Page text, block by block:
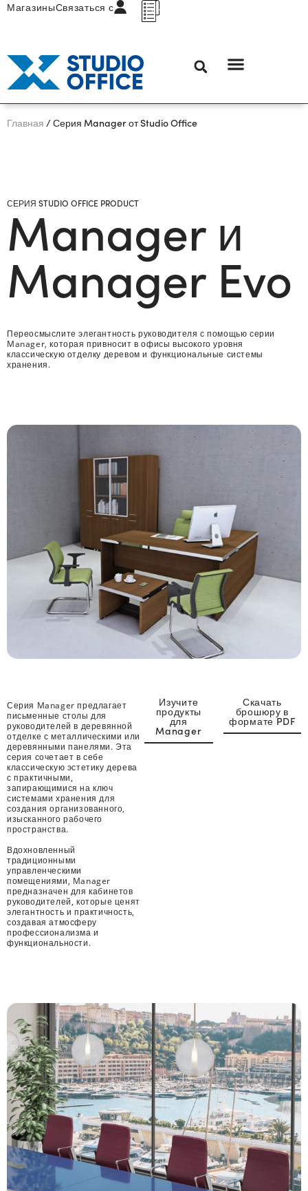
МагазиныСвязаться с
Главная / Серия Manager от Studio Office
СЕРИЯ STUDIO OFFICE PRODUCT
Manager и
Manager Evo
Переосмыслите элегантность руководителя с помощью серии
Manager, которая привносит в офисы высокого уровня
классическую отделку деревом и функциональные системы
хранения.
Серия Manager предлагает
письменные столы для
руководителей в деревянной
отделке с металлическими или
деревянными панелями. Эта
серия сочетает в себе
классическую эстетику дерева
с практичными,
запирающимися на ключ
системами хранения для
создания организованного,
изысканного рабочего
пространства.
Вдохновленный
традиционными
управленческими
помещениями, Manager
предназначен для кабинетов
руководителей, которые ценят
элегантность и практичность,
создавая атмосферу
профессионализма и
функциональности.
Изучите
продукты
для
Manager
Скачать
брошюру в
формате PDF